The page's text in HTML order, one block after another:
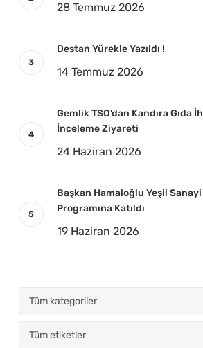
28 Temmuz 2026
Destan Yürekle Yazıldı !
14 Temmuz 2026
Gemlik TSO’dan Kandıra Gıda
İnceleme Ziyareti
24 Haziran 2026
Başkan Hamaloğlu Yeşil
Programına Katıldı
19 Haziran 2026